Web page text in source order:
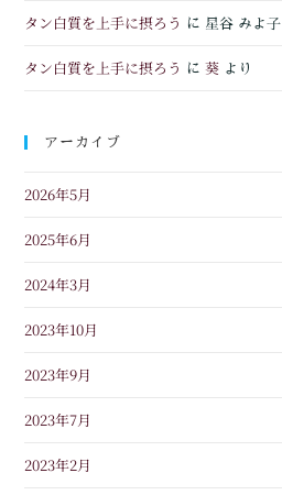
タン白質を上手に摂ろう に 星谷 みよ子
タン白質を上手に摂ろう に葵 より
アーカイブ
2026年5月
2025年6月
2024年3月
2023年10月
2023年9月
2023年7月
2023年2月